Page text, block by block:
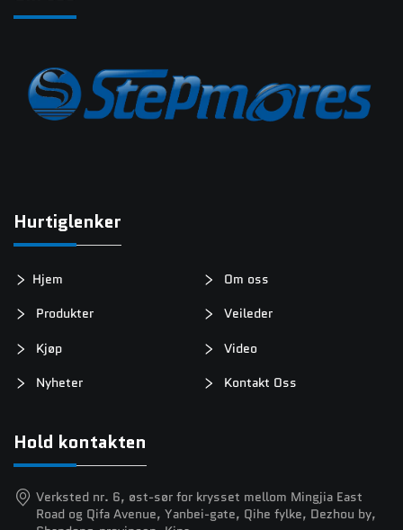
Hurtiglenker
Hjem
Om oss
Produkter
Veileder
Kjøp
Video
Nyheter
Kontakt Oss
Hold kontakten
Verksted nr. 6, øst-sør for krysset mellom Mingjia East
Road og Qifa Avenue, Yanbei-gate, Qihe fylke, Dezhou by,